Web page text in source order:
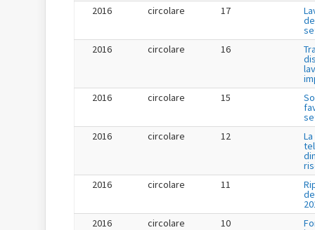
2016
circolare 17
2016
circolare 16
2016
circolare 15
2016
circolare 12
2016
circolare 11
2016
circolare 10